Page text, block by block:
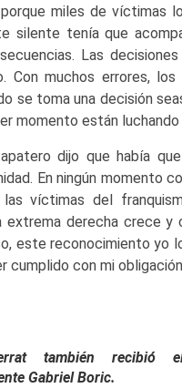
miles de víctimas
silente tenía que
Las
muchos errores, los
se toma una decisión
momento están luchando
dijo que había
En ningún momento
víctimas del
extrema derecha crece
este reconocimiento yo
cumplido con mi
también recibió
Gabriel Boric.